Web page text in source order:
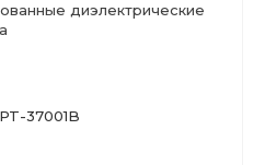
диэлектрические
37001B